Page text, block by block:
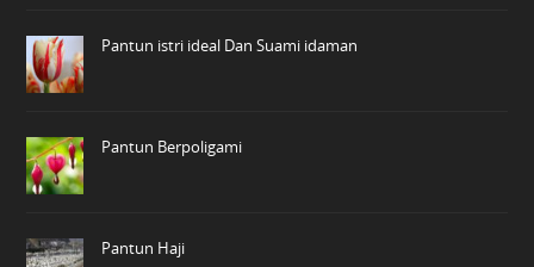
Pantun istri ideal Dan Suami idaman
Pantun Berpoligami
Pantun Haji